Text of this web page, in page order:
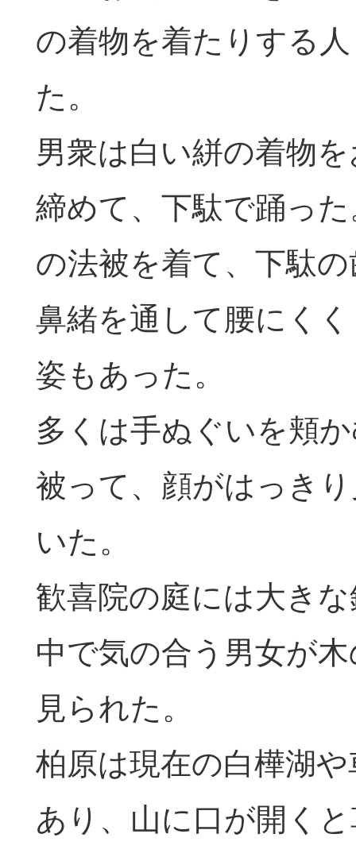
の着物を着たりする
た。
男衆は白い絣の着物
締めて、下駄で踊っ
の法被を着て、下駄
鼻緒を通して腰にく
姿もあった。
多くは手ぬぐいを頬
被って、顔がはっき
いた。
歓喜院の庭には大き
中で気の合う男女が
見られた。
柏原は現在の白樺湖
あり、山に口が開く